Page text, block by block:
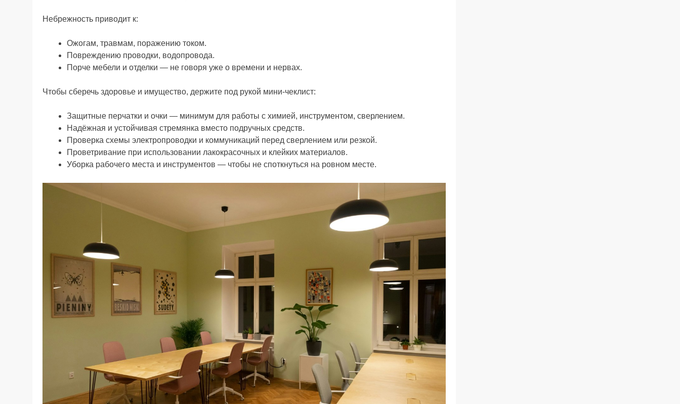
Небрежность приводит к:
Ожогам, травмам, поражению током.
Повреждению проводки, водопровода.
Порче мебели и отделки — не говоря уже о времени и нервах.
Чтобы сберечь здоровье и имущество, держите под рукой мини-чеклист:
Защитные перчатки и очки — минимум для работы с химией, инструментом, сверлением.
Надёжная и устойчивая стремянка вместо подручных средств.
Проверка схемы электропроводки и коммуникаций перед сверлением или резкой.
Проветривание при использовании лакокрасочных и клейких материалов.
Уборка рабочего места и инструментов — чтобы не споткнуться на ровном месте.